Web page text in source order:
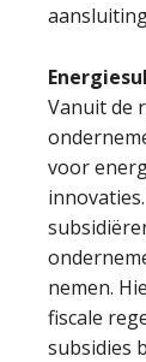
Vanuit de
voor
nemen.
fiscale
subsidies